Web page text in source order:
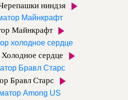
ниндзя
Майнкрафт
сердце
Бравл Старс